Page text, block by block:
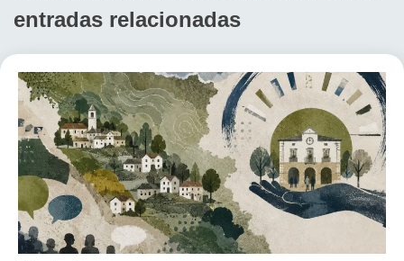
entradas relacionadas